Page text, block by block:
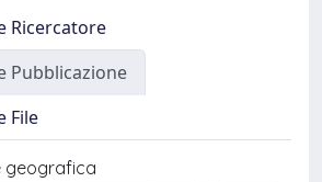
Ricercatore
Pubblicazione
File
geografica